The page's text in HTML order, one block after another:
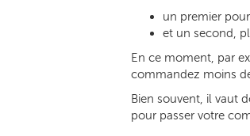
un premier
et un second,
En ce moment, par
commandez moins
Bien souvent, il vaut
pour passer votre